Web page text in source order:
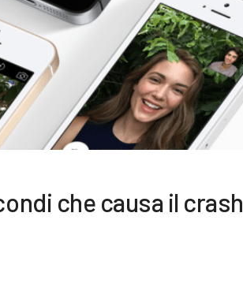
che causa il crash